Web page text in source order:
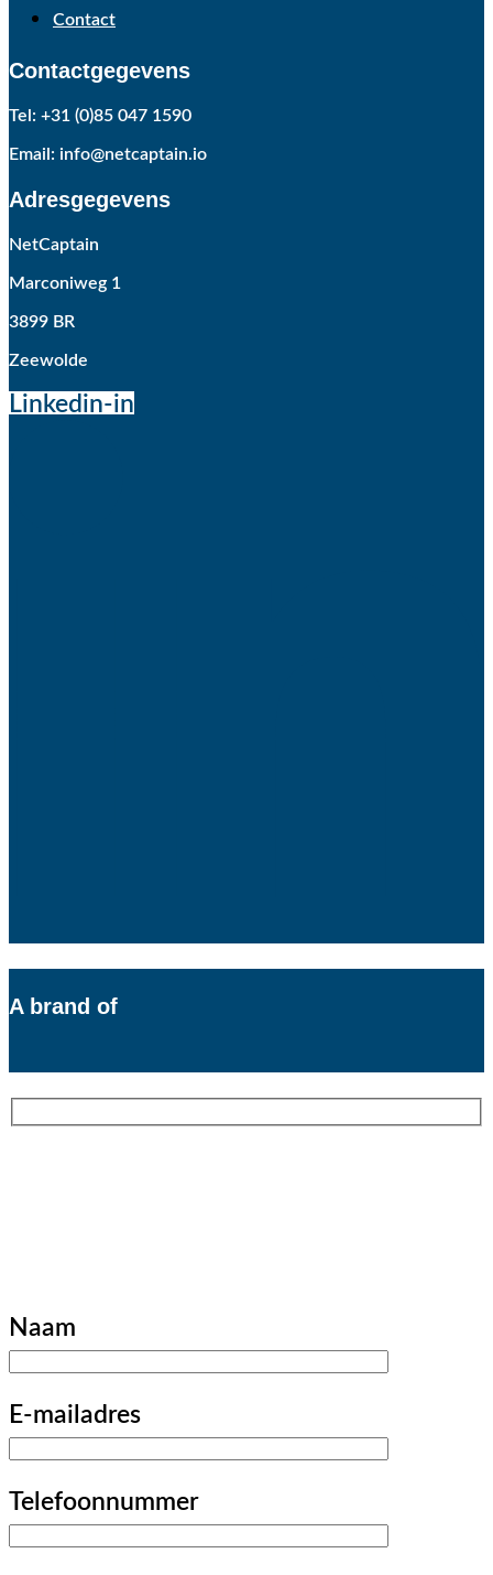
Contact
Contactgegevens
Tel: +31 (0)85 047 1590
Email: info@netcaptain.io
Adresgegevens
NetCaptain
Marconiweg 1
3899 BR
Zeewolde
Linkedin-in
A brand of
Naam
E-mailadres
Telefoonnummer